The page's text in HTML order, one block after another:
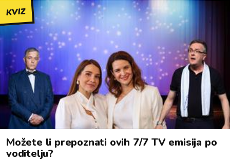
KVIZ
Možete li prepoznati ovih 7/7 TV emisija po
voditelju?